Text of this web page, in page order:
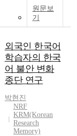
원문보
기
외국인 한국어
학습자의 한국
어 불안 변화
종단 연구
박현진
NRF
KRM(Korean
Research
Memory)